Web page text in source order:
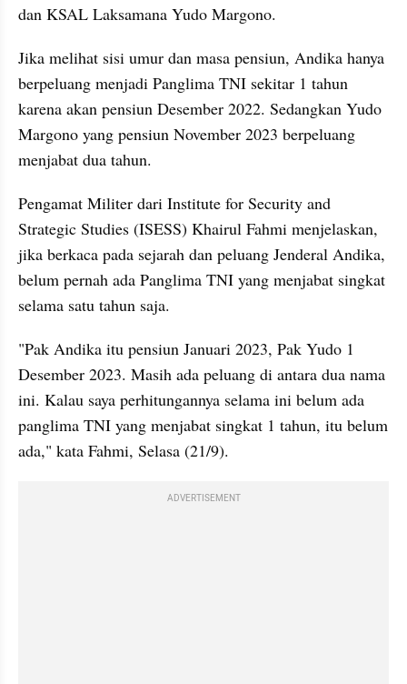
dan KSAL Laksamana Yudo Margono.
Jika melihat sisi umur dan masa pensiun, Andika hanya
berpeluang menjadi Panglima TNI sekitar 1 tahun
karena akan pensiun Desember 2022. Sedangkan Yudo
Margono yang pensiun November 2023 berpeluang
menjabat dua tahun.
Pengamat Militer dari Institute for Security and
Strategic Studies (ISESS) Khairul Fahmi menjelaskan,
jika berkaca pada sejarah dan peluang Jenderal Andika,
belum pernah ada Panglima TNI yang menjabat singkat
selama satu tahun saja.
"Pak Andika itu pensiun Januari 2023, Pak Yudo 1
Desember 2023. Masih ada peluang di antara dua nama
ini. Kalau saya perhitungannya selama ini belum ada
panglima TNI yang menjabat singkat 1 tahun, itu belum
ada," kata Fahmi, Selasa (21/9).
ADVERTISEMENT